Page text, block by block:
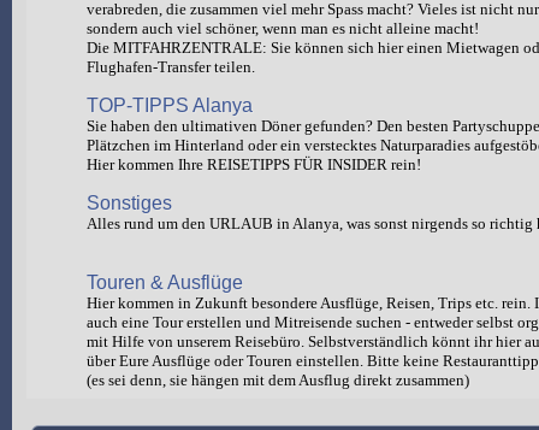
verabreden, die zusammen viel mehr Spass macht? Vieles ist nicht
sondern auch viel schöner, wenn man es nicht alleine macht!
Die MITFAHRZENTRALE: Sie können sich hier einen Mietwagen
Flughafen-Transfer teilen.
TOP-TIPPS Alanya
Sie haben den ultimativen Döner gefunden? Den besten
Plätzchen im Hinterland oder ein verstecktes Naturparadies
Hier kommen Ihre REISETIPPS FÜR INSIDER rein!
Sonstiges
Alles rund um den URLAUB in Alanya, was sonst nirgends so richtig
Touren & Ausflüge
Hier kommen in Zukunft besondere Ausflüge, Reisen, Trips etc. rein.
auch eine Tour erstellen und Mitreisende suchen - entweder selbst
mit Hilfe von unserem Reisebüro. Selbstverständlich könnt ihr hier
über Eure Ausflüge oder Touren einstellen. Bitte keine
(es sei denn, sie hängen mit dem Ausflug direkt zusammen)